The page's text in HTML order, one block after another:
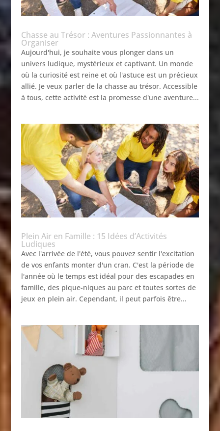
Chasse au Trésor : Aventures Passionnantes à
Organiser
Aujourd'hui, je souhaite vous plonger dans un
univers ludique, mystérieux et captivant. Un monde
où la curiosité est reine et où l'astuce est un précieux
allié. Je veux parler de la chasse au trésor. Accessible
à tous, cette activité est la promesse d'une aventure...
Plein Air en Famille : 15 Idées d’Activités
Ludiques
Avec l'arrivée de l'été, vous pouvez sentir l'excitation
de vos enfants monter d'un cran. C'est la période de
l'année où le temps est idéal pour des escapades en
famille, des pique-niques au parc et toutes sortes de
jeux en plein air. Cependant, il peut parfois être...